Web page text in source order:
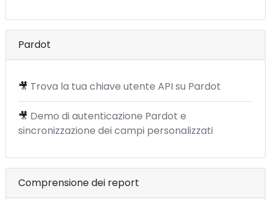
Pardot
🎥 Trova la tua chiave utente API su Pardot
🎥 Demo di autenticazione Pardot e
sincronizzazione dei campi personalizzati
Comprensione dei report